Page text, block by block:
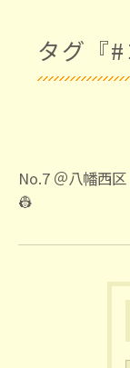
タグ『
No.7 ＠八幡西
👷